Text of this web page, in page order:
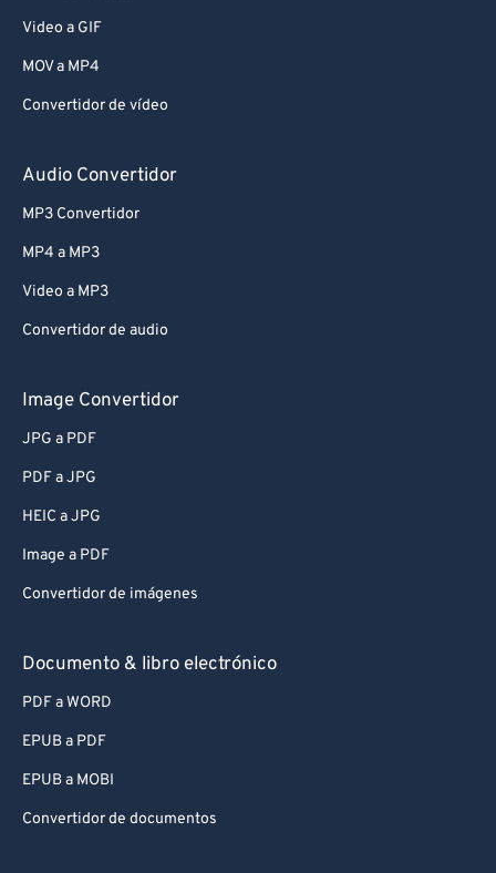
Video a GIF
MOV a MP4
Convertidor de vídeo
Audio Convertidor
MP3 Convertidor
MP4 a MP3
Video a MP3
Convertidor de audio
Image Convertidor
JPG a PDF
PDF a JPG
HEIC a JPG
Image a PDF
Convertidor de imágenes
Documento & libro electrónico
PDF a WORD
EPUB a PDF
EPUB a MOBI
Convertidor de documentos